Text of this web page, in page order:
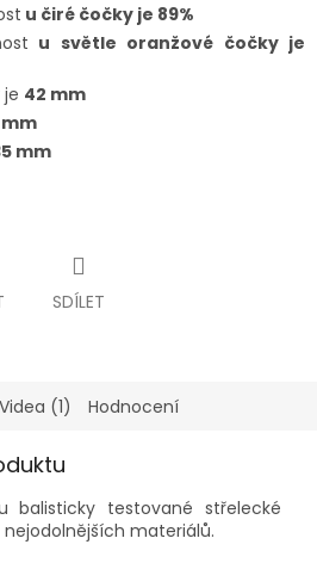
u čiré čočky je 89%
u světle oranžové čočky je
42 mm
mm
SDÍLET
Videa (1) Hodnocení
balisticky testované střelecké
materiálů.